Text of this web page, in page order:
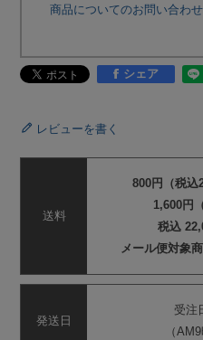
商品についてのお問い合わせ
シェア
レビューを書く
送料
800円（税込
1,600円
税込
メール便対象
発送日
受注
（